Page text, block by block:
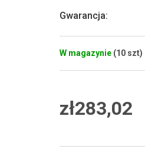
W magazynie (10 szt)
Gwarancja:
zł283,02